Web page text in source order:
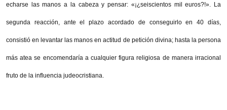
echarse las manos a la cabeza y pensar: «¡¿seiscientos mil euros?!». La
segunda reacción, ante el plazo acordado de conseguirlo en 40 días,
consistió en levantar las manos en actitud de petición divina; hasta la persona
más atea se encomendaría a cualquier figura religiosa de manera irracional
fruto de la influencia judeocristiana.